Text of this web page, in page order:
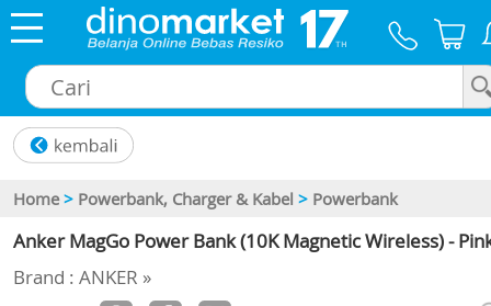
Home > Powerbank, Charger & Kabel > Powerbank
Anker MagGo Power Bank (10K Magnetic Wireless) -
Brand : ANKER »